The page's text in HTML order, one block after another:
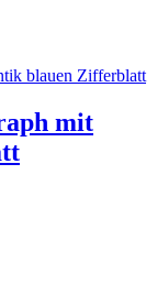
mit